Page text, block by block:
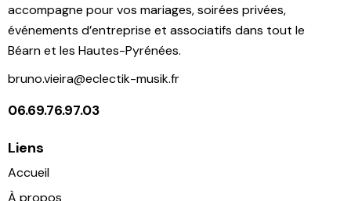
accompagne pour vos mariages, soirées privées,
événements d’entreprise et associatifs dans tout le
Béarn et les Hautes-Pyrénées.
bruno.vieira@eclectik-musik.fr
06.69.76.97.03
Liens
Accueil